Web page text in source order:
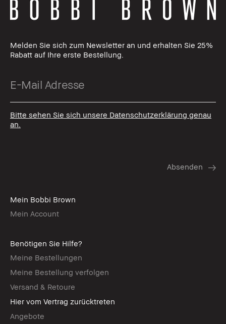
Melden Sie sich zum Newsletter an und erhalten Sie 25%
Rabatt auf Ihre erste Bestellung.
Bitte sehen Sie sich unsere Datenschutzerklärung genau
an.
Mein Bobbi Brown
Mein Account
Benötigen Sie Hilfe?
Meine Bestellungen
Meine Bestellung verfolgen
Versand & Retoure
Hier vom Vertrag zurücktreten
Angebote